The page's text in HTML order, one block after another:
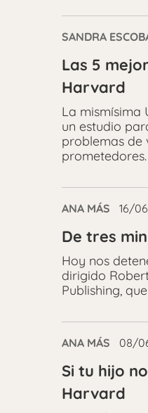
SANDRA
Las 5
Harvard
La mismísima
un estudio
problemas de
ANA MÁS 16/
De tres
Hoy nos
dirigido
Publishing,
ANA MÁS 08/
Si tu hijo
Harvard